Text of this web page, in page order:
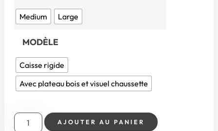
Medium Large
MODÈLE
Caisse rigide
Avec plateau bois et visuel chaussette
AJOUTER AU PANIER